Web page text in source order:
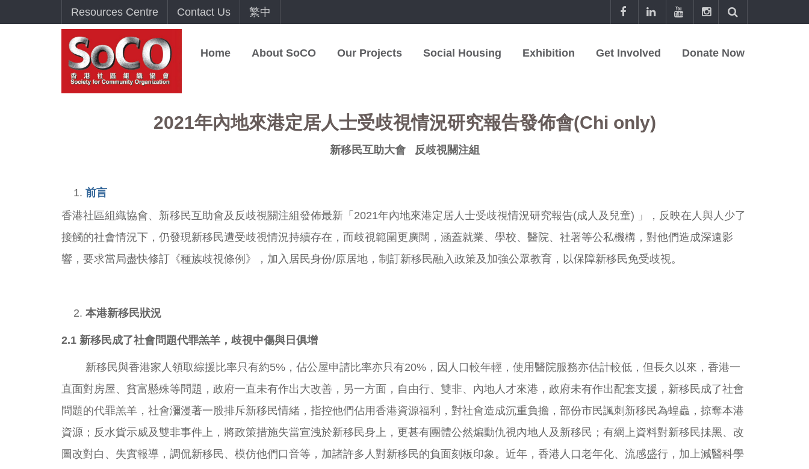
Resources Centre Contact Us 繁中
Home About SoCO Our Projects Social Housing Exhibition Get Involved Donate Now
2021年內地來港定居人士受歧視情況研究報告發佈會(Chi only)
新移民互助大會 反歧視關注組
前言
香港社區組織協會、新移民互助會及反歧視關注組發佈最新「2021年內地來港定居人士受歧視情況研究報告(成人及兒童) 」，反映在人與人少了
接觸的社會情況下，仍發現新移民遭受歧視情況持續存在，而歧視範圍更廣闊，涵蓋就業、學校、醫院、社署等公私機構，對他們造成深遠影
響，要求當局盡快修訂《種族歧視條例》，加入居民身份/原居地，制訂新移民融入政策及加強公眾教育，以保障新移民免受歧視。
本港新移民狀況
2.1 新移民成了社會問題代罪羔羊， 歧視中傷與日俱增
新移民與香港家人領取綜援比率只有約5%，佔公屋申請比率亦只有20%，因人口較年輕，使用醫院服務亦估計較低，但長久以來，香港一
直面對房屋、貧富懸殊等問題，政府一直未有作出大改善，另一方面，自由行、雙非、內地人才來港，政府未有作出配套支援，新移民成了社會
問題的代罪羔羊，社會瀰漫著一股排斥新移民情緒，指控他們佔用香港資源福利，對社會造成沉重負擔，部份市民諷刺新移民為蝗蟲，掠奪本港
資源；反水貨示威及雙非事件上，將政策措施失當宣洩於新移民身上，更甚有團體公然煸動仇視內地人及新移民；有網上資料對新移民抺黑、改
圖改對白、失實報導，調侃新移民、模仿他們口音等，加諸許多人對新移民的負面刻板印象。近年，香港人口老年化、流感盛行，加上減醫科學